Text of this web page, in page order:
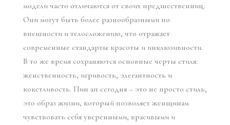
модели часто отличаются от своих предшественниц.
Они могут быть более разнообразными по
внешности и телосложению, что отражает
современные стандарты красоты и инклюзивности.
В то же время сохраняются основные черты стиля:
женственность, игривость, элегантность и
кокетливость. Пин ап сегодня – это не просто стиль,
это образ жизни, который позволяет женщинам
чувствовать себя уверенными, красивыми и